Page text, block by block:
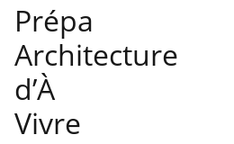
Prépa
Architecture
d’À
Vivre